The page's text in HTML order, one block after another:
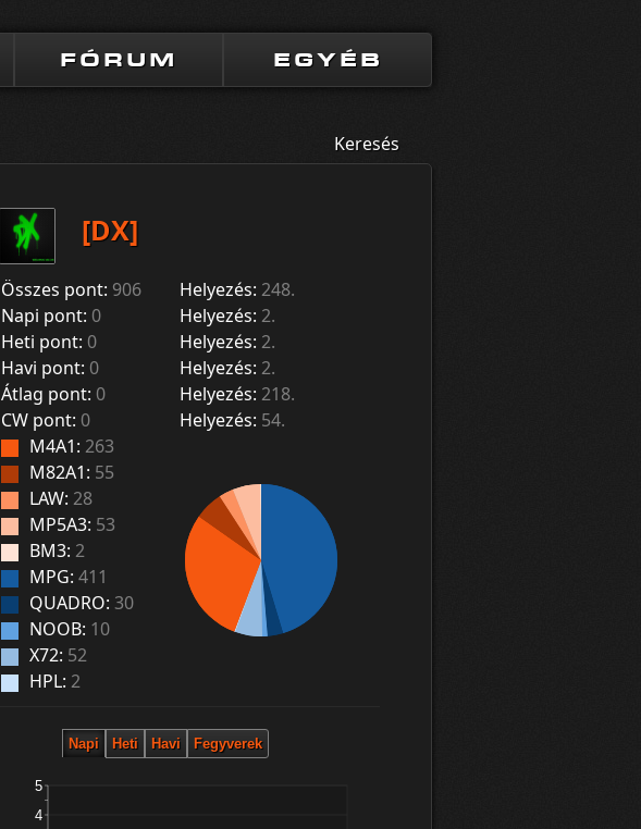
FÓRUM EGYÉB
Keresés
[DX]
Összes pont: 906 Helyezés: 248.
Napi pont: 0 Helyezés: 2.
Heti pont: 0 Helyezés: 2.
Havi pont: 0 Helyezés: 2.
Átlag pont: 0 Helyezés: 218.
CW pont: 0 Helyezés: 54.
M4A1: 263
M82A1: 55
LAW: 28
MP5A3: 53
BM3: 2
MPG: 411
QUADRO: 30
NOOB: 10
X72: 52
HPL: 2